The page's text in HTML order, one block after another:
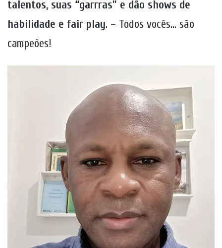
talentos, suas “garrras” e dão shows de
habilidade e fair play. – Todos vocês… são
campeões!